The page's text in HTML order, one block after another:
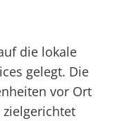
die lokale
gelegt. Die
vor Ort